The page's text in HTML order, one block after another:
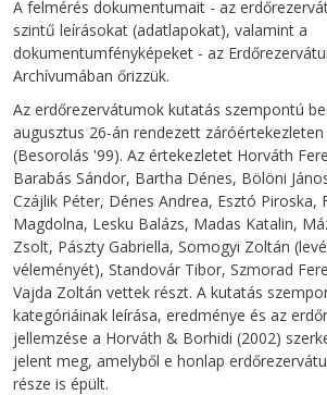
A felmérés dokumentumait - az
szintű leírásokat (adatlapokat), valamint a
dokumentumfényképeket - az
Archívumában őrizzük.
Az erdőrezervátumok kutatás szempontú
augusztus 26-án rendezett
(Besorolás '99). Az értekezletet Horváth
Barabás Sándor, Bartha Dénes, Bölöni
Czájlik Péter, Dénes Andrea, Esztó Piroska,
Magdolna, Lesku Balázs, Madas Katalin,
Zsolt, Pászty Gabriella, Somogyi Zoltán
véleményét), Standovár Tibor, Szmorad
Vajda Zoltán vettek részt. A kutatás
kategóriáinak leírása, eredménye és az
jellemzése a Horváth & Borhidi (2002)
jelent meg, amelyből e honlap
része is épült.